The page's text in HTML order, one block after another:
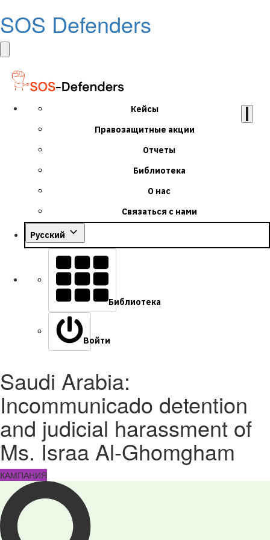
SOS Defenders
Кейсы
Правозащитные акции
Отчеты
Библиотека
О нас
Связаться с нами
Русский
Библиотека
Войти
Saudi Arabia:
Incommunicado detention
and judicial harassment of
Ms. Israa Al-Ghomgham
КАМПАНИЯ